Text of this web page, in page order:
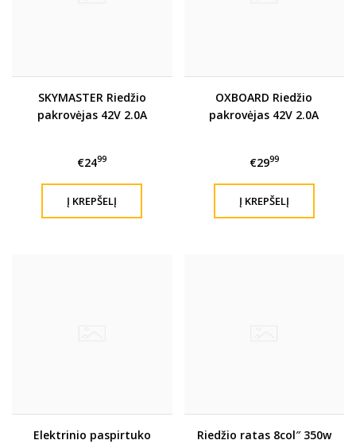
SKYMASTER Riedžio
pakrovėjas 42V 2.0A
€2499
OXBOARD Riedžio
pakrovėjas 42V 2.0A
€2999
Elektrinio paspirtuko
Riedžio ratas 8col″ 350w